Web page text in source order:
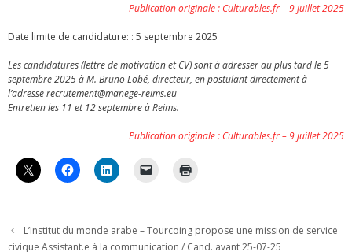
Publication originale : Culturables.fr – 9 juillet 2025
Date limite de candidature: : 5 septembre 2025
Les candidatures (lettre de motivation et CV) sont à adresser au plus tard le 5
septembre 2025 à M. Bruno Lobé, directeur, en postulant directement à
l’adresse recrutement@manege-reims.eu
Entretien les 11 et 12 septembre à Reims.
Publication originale : Culturables.fr – 9 juillet 2025
L’Institut du monde arabe – Tourcoing propose une mission de service
civique Assistant.e à la communication / Cand. avant 25-07-25